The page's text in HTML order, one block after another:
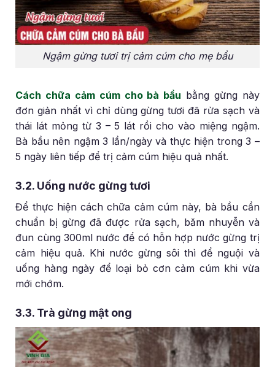
Ngậm gừng tươi trị cảm cúm cho mẹ bầu
Cách chữa cảm cúm cho bà bầu bằng gừng này
đơn giản nhất vì chỉ dùng gừng tươi đã rửa sạch và
thái lát mỏng từ 3 – 5 lát rồi cho vào miệng ngậm.
Bà bầu nên ngậm 3 lần/ngày và thực hiện trong 3 –
5 ngày liên tiếp để trị cảm cúm hiệu quả nhất.
3.2. Uống nước gừng tươi
Để thực hiện cách chữa cảm cúm này, bà bầu cần
chuẩn bị gừng đã được rửa sạch, băm nhuyễn và
đun cùng 300ml nước để có hỗn hợp nước gừng trị
cảm hiệu quả. Khi nước gừng sôi thì để nguội và
uống hàng ngày để loại bỏ cơn cảm cúm khi vừa
mới chớm.
3.3. Trà gừng mật ong